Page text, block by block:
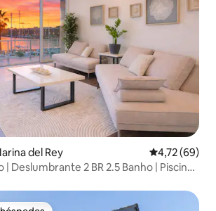
del Rey 4,72 de uma
4,72 (69)
Deslumbrante 2 BR 2.5 Banho | Piscina